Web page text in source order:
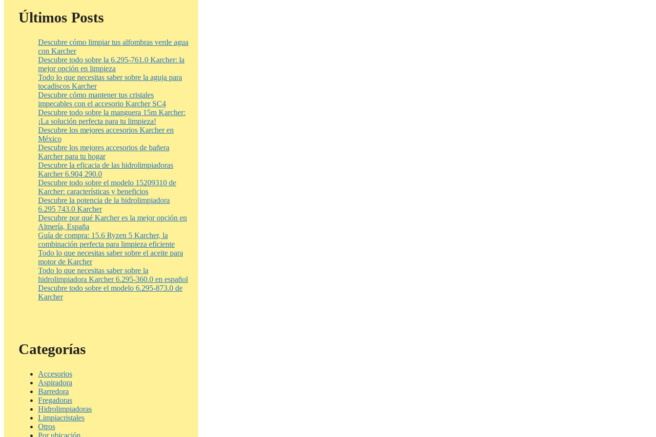
Últimos Posts
Descubre cómo limpiar tus alfombras verde agua
con Karcher
Descubre todo sobre la 6.295-761.0 Karcher: la
mejor opción en limpieza
Todo lo que necesitas saber sobre la aguja para
tocadiscos Karcher
Descubre cómo mantener tus cristales
impecables con el accesorio Karcher SC4
Descubre todo sobre la manguera 15m Karcher:
¡La solución perfecta para tu limpieza!
Descubre los mejores accesorios Karcher en
México
Descubre los mejores accesorios de bañera
Karcher para tu hogar
Descubre la eficacia de las hidrolimpiadoras
Karcher 6.904 290.0
Descubre todo sobre el modelo 15209310 de
Karcher: características y beneficios
Descubre la potencia de la hidrolimpiadora
6.295 743.0 Karcher
Descubre por qué Karcher es la mejor opción en
Almería, España
Guía de compra: 15.6 Ryzen 5 Karcher, la
combinación perfecta para limpieza eficiente
Todo lo que necesitas saber sobre el aceite para
motor de Karcher
Todo lo que necesitas saber sobre la
hidrolimpiadora Karcher 6.295-360.0 en español
Descubre todo sobre el modelo 6.295-873.0 de
Karcher
Categorías
Accesorios
Aspiradora
Barredora
Fregadoras
Hidrolimpiadoras
Limpiacristales
Otros
Por ubicación